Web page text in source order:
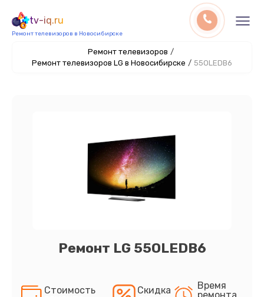
tv-iq.ru
Ремонт телевизоров в Новосибирске
Ремонт телевизоров /
Ремонт телевизоров LG в Новосибирске / 55OLEDB6
Ремонт LG 55OLEDB6
Стоимость
Скидка
Время